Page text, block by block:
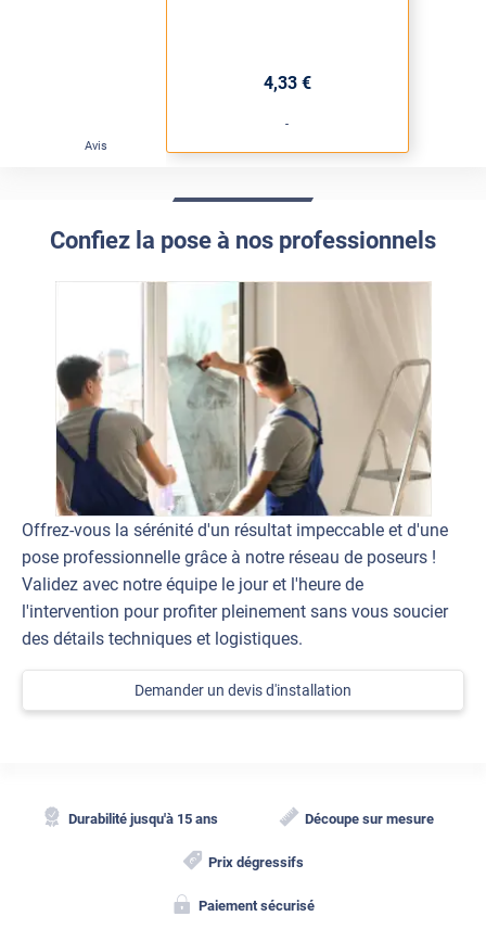
Avis
4,33 €
-
Confiez la pose à nos professionnels
Offrez-vous la sérénité d'un résultat impeccable et d'une
pose professionnelle grâce à notre réseau de poseurs !
Validez avec notre équipe le jour et l'heure de
l'intervention pour profiter pleinement sans vous soucier
des détails techniques et logistiques.
Demander un devis d'installation
Durabilité jusqu'à 15 ans Découpe sur mesure
Prix dégressifs
Paiement sécurisé